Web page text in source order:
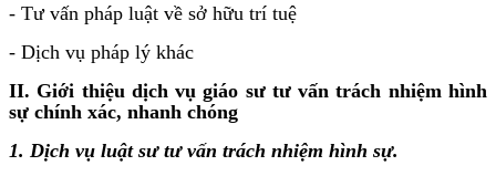
- Tư vấn pháp luật về sở hữu trí tuệ
- Dịch vụ pháp lý khác
II. Giới thiệu dịch vụ giáo sư tư vấn trách nhiệm hình
sự chính xác, nhanh chóng
1. Dịch vụ luật sư tư vấn trách nhiệm hình sự.